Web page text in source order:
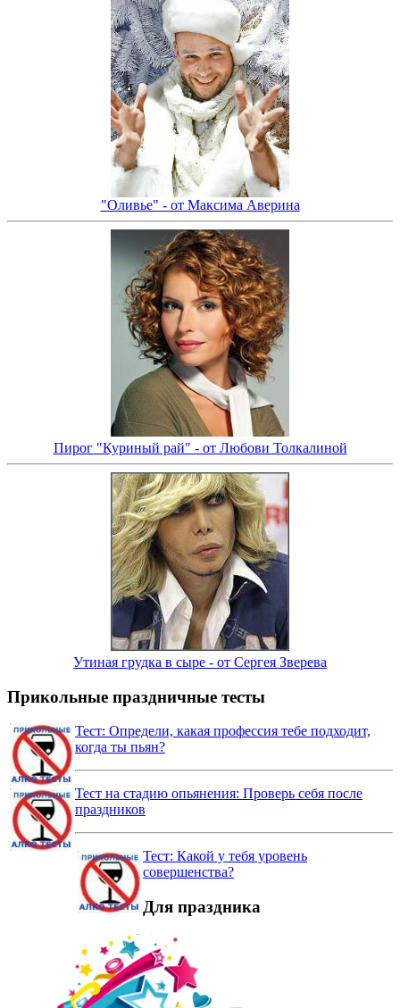
"Оливье" - от Максима Аверина
Пирог "Куриный рай" - от Любови Толкалиной
Утиная грудка в сыре - от Сергея Зверева
Прикольные праздничные тесты
Тест: Определи, какая профессия тебе подходит,
когда ты пьян?
Тест на стадию опьянения: Проверь себя после
праздников
Тест: Какой у тебя уровень
совершенства?
Для праздника